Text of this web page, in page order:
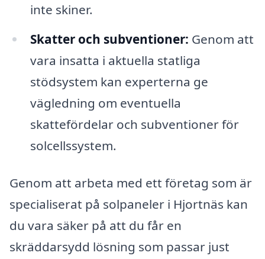
inte skiner.
Skatter och subventioner: Genom att
vara insatta i aktuella statliga
stödsystem kan experterna ge
vägledning om eventuella
skattefördelar och subventioner för
solcellssystem.
Genom att arbeta med ett företag som är
specialiserat på solpaneler i Hjortnäs kan
du vara säker på att du får en
skräddarsydd lösning som passar just